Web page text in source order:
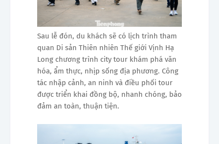
Sau lễ đón, du khách sẽ có lịch trình tham
quan Di sản Thiên nhiên Thế giới Vịnh Hạ
Long chương trình city tour khám phá văn
hóa, ẩm thực, nhịp sống địa phương. Công
tác nhập cảnh, an ninh và điều phối tour
được triển khai đồng bộ, nhanh chóng, bảo
đảm an toàn, thuận tiện.